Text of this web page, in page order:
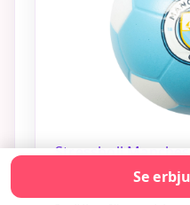
Stressboll
Se